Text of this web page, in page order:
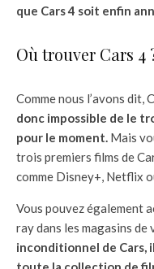
que Cars 4 soit enfin
Où trouver Cars 4
Comme nous l’avons dit,
donc impossible de le
pour le moment. Mais
trois premiers films de
comme Disney+, Netflix
Vous pouvez également
ray dans les magasins de
inconditionnel de Cars,